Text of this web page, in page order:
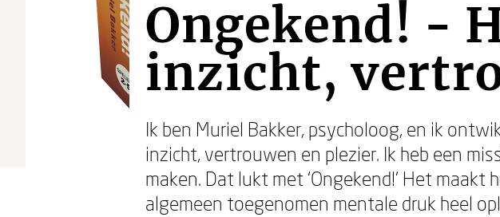
Ongekend! -
inzicht,
Ik ben Muriel Bakker, psycholoog, en ik
inzicht, vertrouwen en plezier. Ik heb een
maken. Dat lukt met ‘Ongekend!’ Het
algemeen toegenomen mentale druk heel